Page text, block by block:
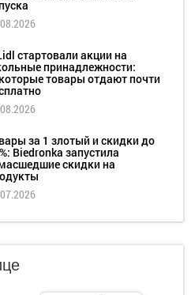
стартовали акции на
принадлежности:
товары отдают почти
за 1 злотый и скидки до
Biedronka запустила
скидки на